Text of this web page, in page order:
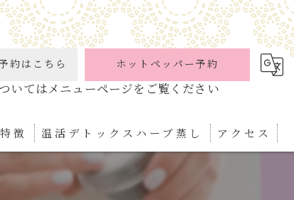
約はこちら ホットペッパー予約
徴 温活デトックスハーブ蒸し アクセス